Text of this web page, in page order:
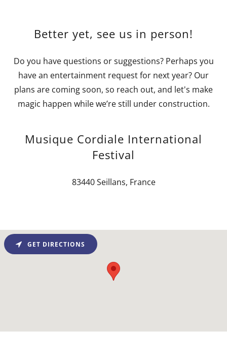
Better yet, see us in person!
Do you have questions or suggestions? Perhaps you
have an entertainment request for next year? Our
plans are coming soon, so reach out, and let's make
magic happen while we’re still under construction.
Musique Cordiale International
Festival
83440 Seillans, France
GET DIRECTIONS